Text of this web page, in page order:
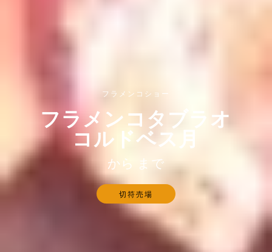
フラメンコショー
フラメンコタブラオ
コルドベス月
から まで
切符売場